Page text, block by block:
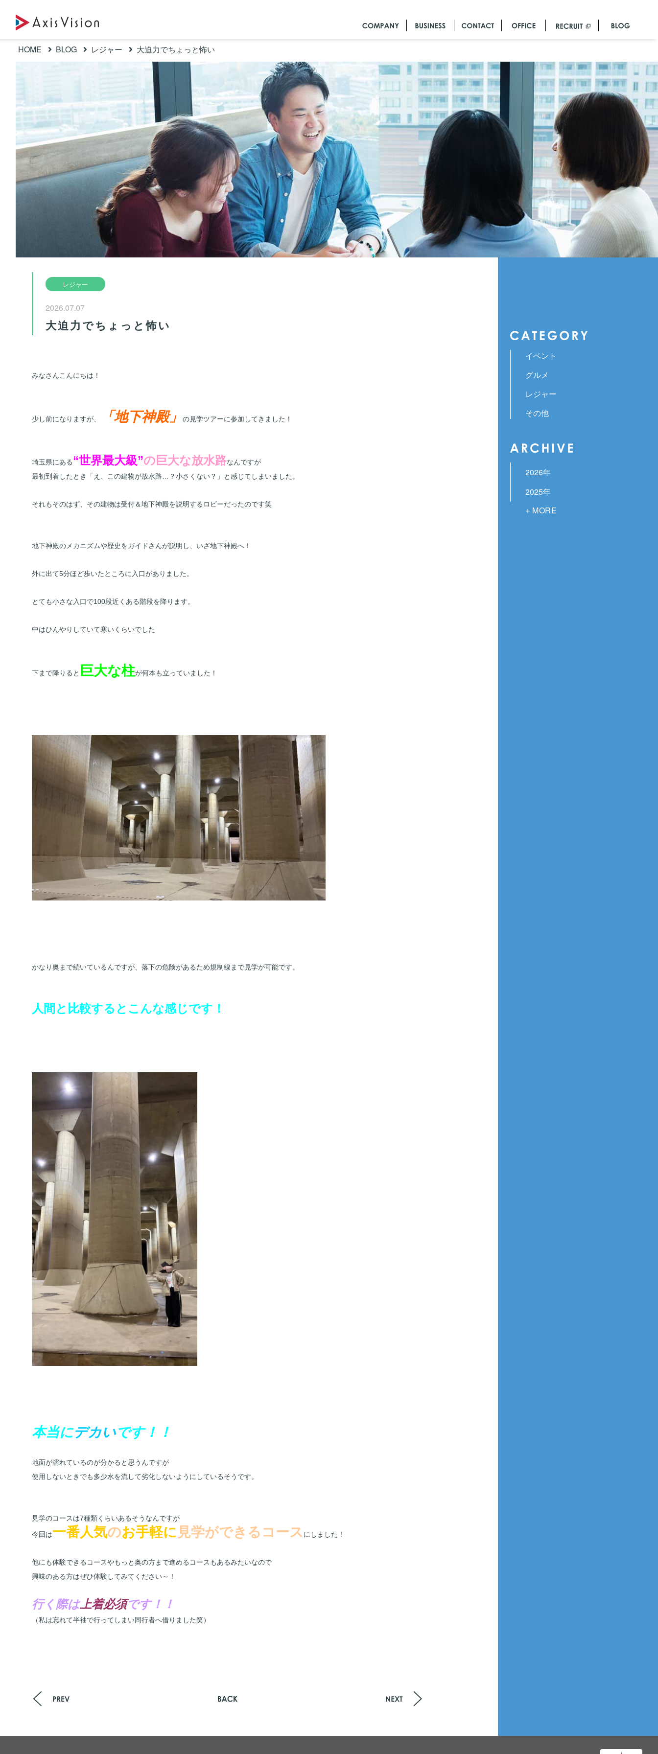
HOME BLOG レジャー 大迫力でちょっと怖い
レジャー
2026.07.07
大迫力でちょっと怖い
みなさんこんにちは！
少し前になりますが、 「地下神殿」 の見学ツアーに参加してきました！
埼玉県にある“世界最大級”の巨大な放水路なんですが
最初到着したとき「え、この建物が放水路…？小さくない？」と感じてしまいました。
それもそのはず、その建物は受付＆地下神殿を説明するロビーだったのです笑
地下神殿のメカニズムや歴史をガイドさんが説明し、いざ地下神殿へ！
外に出て5分ほど歩いたところに入口がありました。
とても小さな入口で100段近くある階段を降ります。
中はひんやりしていて寒いくらいでした
下まで降りると 巨大な柱が何本も立っていました！
かなり奥まで続いているんですが、落下の危険があるため規制線まで見学が可能です。
人間と比較するとこんな感じです！
本当にデカいです！！
地面が濡れているのが分かると思うんですが
使用しないときでも多少水を流して劣化しないようにしているそうです。
見学のコースは7種類くらいあるそうなんですが
今回は一番人気のお手軽に 見学ができるコース にしました！
他にも体験できるコースやもっと奥の方まで進めるコースもあるみたいなので
興味のある方はぜひ体験してみてください～！
行く際は上着必須です！ ！
（私は忘れて半袖で行ってしまい同行者へ借りました笑）
イベント
グルメ
レジャー
その他
2026年
2025年
2024年